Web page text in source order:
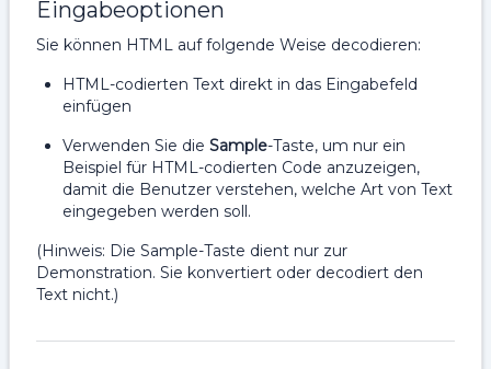
Eingabeoptionen
Sie können HTML auf folgende Weise decodieren:
HTML-codierten Text direkt in das Eingabefeld
einfügen
Verwenden Sie die Sample-Taste, um nur ein
Beispiel für HTML-codierten Code anzuzeigen,
damit die Benutzer verstehen, welche Art von Text
eingegeben werden soll.
(Hinweis: Die Sample-Taste dient nur zur
Demonstration. Sie konvertiert oder decodiert den
Text nicht.)